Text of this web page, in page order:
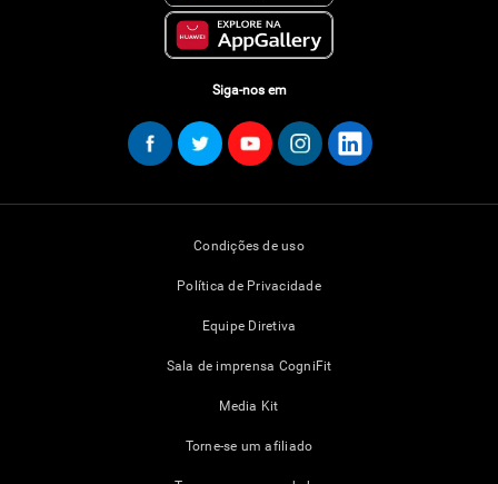
Siga-nos em
Condições de uso
Política de Privacidade
Equipe Diretiva
Sala de imprensa CogniFit
Media Kit
Torne-se um afiliado